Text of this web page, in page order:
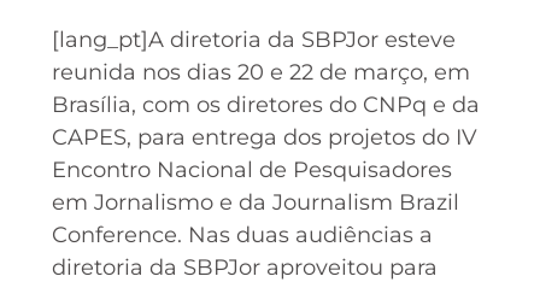
[lang_pt]A diretoria da SBPJor esteve
reunida nos dias 20 e 22 de março, em
Brasília, com os diretores do CNPq e da
CAPES, para entrega dos projetos do IV
Encontro Nacional de Pesquisadores
em Jornalismo e da Journalism Brazil
Conference. Nas duas audiências a
diretoria da SBPJor aproveitou para